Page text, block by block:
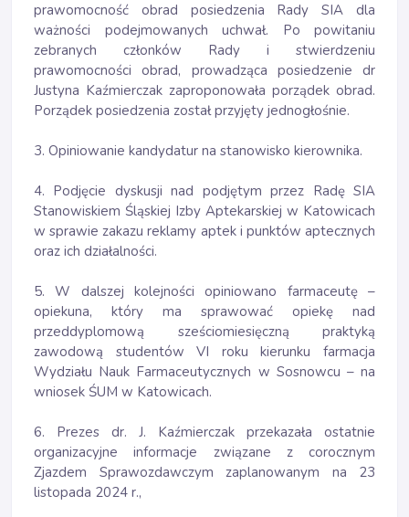
prawomocność obrad posiedzenia Rady SIA dla
ważności podejmowanych uchwał. Po powitaniu
zebranych członków Rady i stwierdzeniu
prawomocności obrad, prowadząca posiedzenie dr
Justyna Kaźmierczak zaproponowała porządek obrad.
Porządek posiedzenia został przyjęty jednogłośnie.
3. Opiniowanie kandydatur na stanowisko kierownika.
4. Podjęcie dyskusji nad podjętym przez Radę SIA
Stanowiskiem Śląskiej Izby Aptekarskiej w Katowicach
w sprawie zakazu reklamy aptek i punktów aptecznych
oraz ich działalności.
5. W dalszej kolejności opiniowano farmaceutę –
opiekuna, który ma sprawować opiekę nad
przeddyplomową sześciomiesięczną praktyką
zawodową studentów VI roku kierunku farmacja
Wydziału Nauk Farmaceutycznych w Sosnowcu – na
wniosek ŚUM w Katowicach.
6. Prezes dr. J. Kaźmierczak przekazała ostatnie
organizacyjne informacje związane z corocznym
Zjazdem Sprawozdawczym zaplanowanym na 23
listopada 2024 r.,